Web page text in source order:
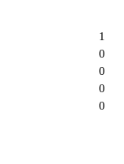
0
0
0
0
1